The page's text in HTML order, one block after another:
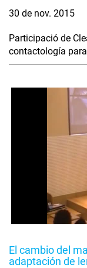
30 de nov. 2015
Participació de
contactología
El cambio del
adaptación de